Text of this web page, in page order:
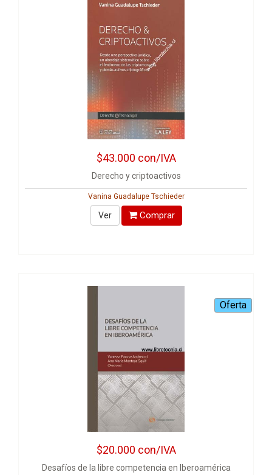
$43.000 con/IVA
Derecho y criptoactivos
Vanina Guadalupe Tschieder
Ver Comprar
$20.000 con/IVA
Desafíos de la libre competencia en Iberoamérica